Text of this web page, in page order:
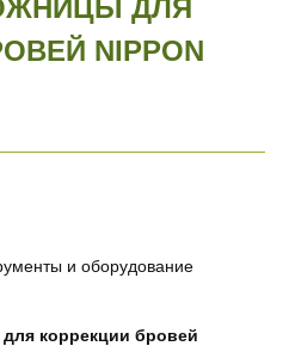
ДЛЯ
NIPPON
и оборудование
коррекции бровей